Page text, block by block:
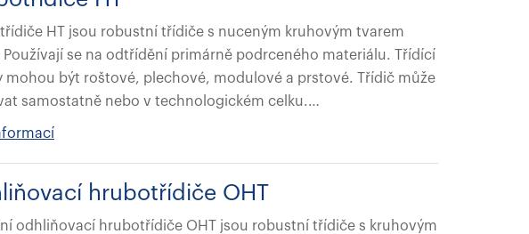
HT jsou robustní třídiče s nuceným kruhovým tvarem
Používají se na odtřídění primárně podrceného materiálu. Třídící
mohou být roštové, plechové, modulové a prstové. Třídič může
samostatně nebo v technologickém celku.…
hrubotřídiče OHT
odhliňovací hrubotřídiče OHT jsou robustní třídiče s kruhovým